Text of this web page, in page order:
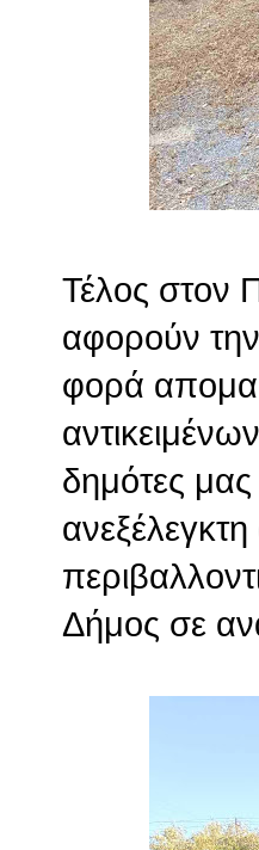
Τέλος στον
αφορούν
φορά
δημότες
Δήμος σε